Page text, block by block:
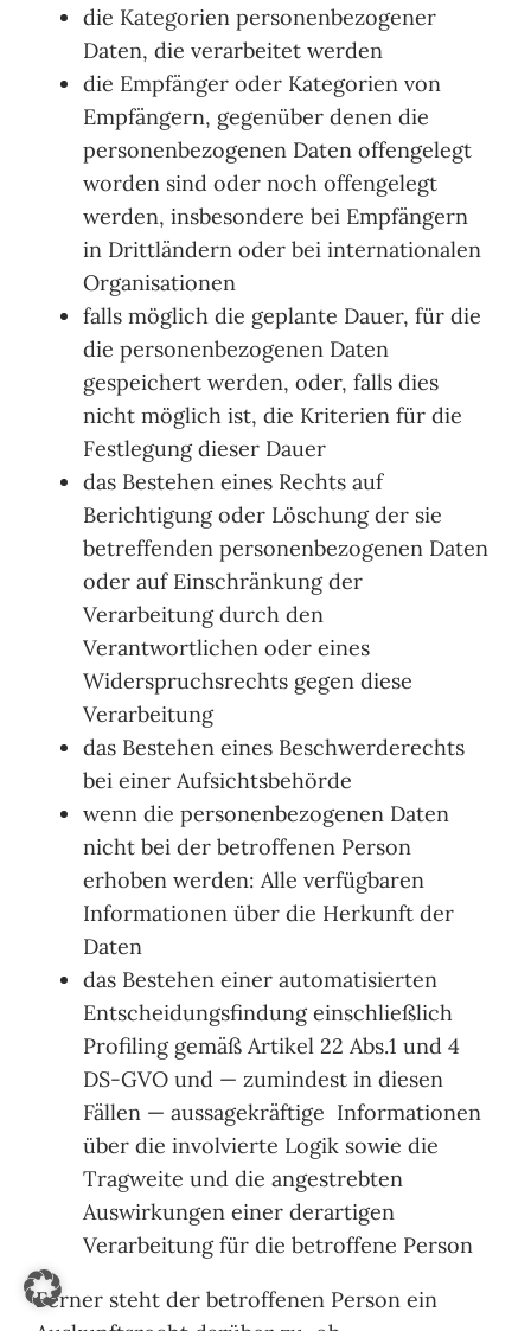
die Kategorien personenbezogener
Daten, die verarbeitet werden
die Empfänger oder Kategorien von
Empfängern, gegenüber denen die
personenbezogenen Daten offengelegt
worden sind oder noch offengelegt
werden, insbesondere bei Empfängern
in Drittländern oder bei internationalen
Organisationen
falls möglich die geplante Dauer, für die
die personenbezogenen Daten
gespeichert werden, oder, falls dies
nicht möglich ist, die Kriterien für die
Festlegung dieser Dauer
das Bestehen eines Rechts auf
Berichtigung oder Löschung der sie
betreffenden personenbezogenen Daten
oder auf Einschränkung der
Verarbeitung durch den
Verantwortlichen oder eines
Widerspruchsrechts gegen diese
Verarbeitung
das Bestehen eines Beschwerderechts
bei einer Aufsichtsbehörde
wenn die personenbezogenen Daten
nicht bei der betroffenen Person
erhoben werden: Alle verfügbaren
Informationen über die Herkunft der
Daten
das Bestehen einer automatisierten
Entscheidungsfindung einschließlich
Profiling gemäß Artikel 22 Abs.1 und 4
DS-GVO und — zumindest in diesen
Fällen — aussagekräftige Informationen
über die involvierte Logik sowie die
Tragweite und die angestrebten
Auswirkungen einer derartigen
Verarbeitung für die betroffene Person
Ferner steht der betroffenen Person ein